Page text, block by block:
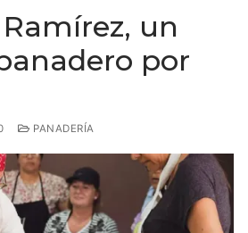
un
por
PANADERÍA